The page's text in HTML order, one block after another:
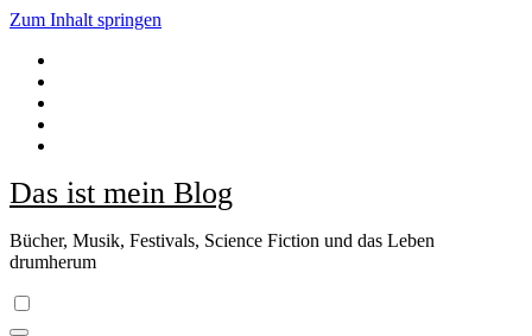
Zum Inhalt springen
Das ist mein Blog
Bücher, Musik, Festivals, Science Fiction und das Leben
drumherum